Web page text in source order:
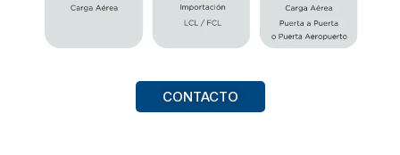
CONTACTO